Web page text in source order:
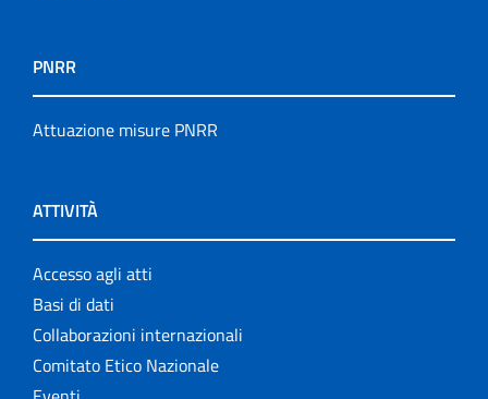
PNRR
Attuazione misure PNRR
ATTIVITÀ
Accesso agli atti
Basi di dati
Collaborazioni internazionali
Comitato Etico Nazionale